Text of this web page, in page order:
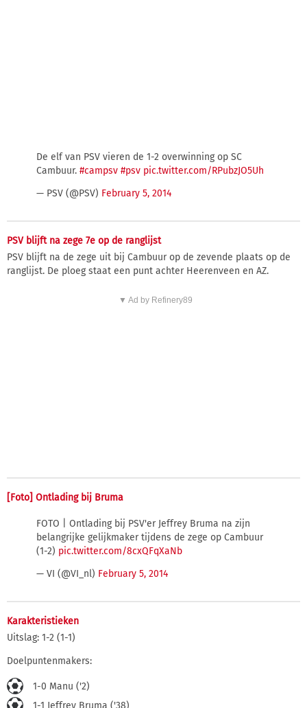
De elf van PSV vieren de 1-2 overwinning op SC
Cambuur. #campsv #psv pic.twitter.com/RPubzJO5Uh
— PSV (@PSV) February 5, 2014
PSV blijft na zege 7e op de ranglijst
PSV blijft na de zege uit bij Cambuur op de zevende plaats op de
ranglijst. De ploeg staat een punt achter Heerenveen en AZ.
▼ Ad by Refinery89
[Foto] Ontlading bij Bruma
FOTO | Ontlading bij PSV'er Jeffrey Bruma na zijn
belangrijke gelijkmaker tijdens de zege op Cambuur
(1-2) pic.twitter.com/8cxQFqXaNb
— VI (@VI_nl) February 5, 2014
Karakteristieken
Uitslag: 1-2 (1-1)
Doelpuntenmakers:
1-0 Manu ('2)
1-1 Jeffrey Bruma ('38)